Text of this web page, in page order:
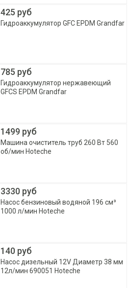
425 руб
Гидроаккумулятор GFC EPDM Grandfar
785 руб
Гидроаккумулятор нержавеющий
GFCS EPDM Grandfar
1499 руб
Машина очиститель труб 260 Вт 560
об/мин Hoteche
3330 руб
Насос бензиновый водяной 196 см³
1000 л/мин Hoteche
140 руб
Насос дизельный 12V Диаметр 38 мм
12л/мин 690051 Hoteche